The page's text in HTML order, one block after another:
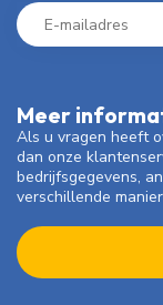
Meer
Als u vragen heeft
dan onze
bedrijfsgegevens,
verschillende